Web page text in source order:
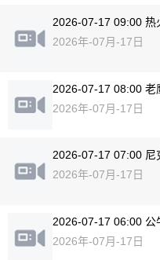
2026-07-17 09:00 热
2026年-07月-17日
2026-07-17 08:00 老
2026年-07月-17日
2026-07-17 07:00 尼
2026年-07月-17日
2026-07-17 06:00 公
2026年-07月-17日